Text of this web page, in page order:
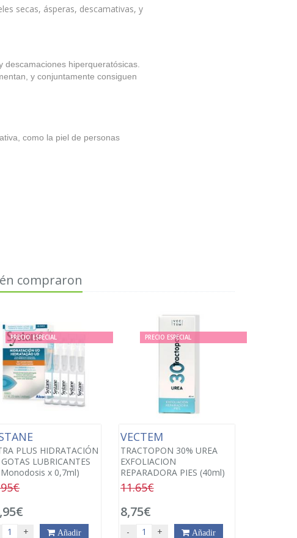
secas, ásperas, descamativas, y
descamaciones hiperqueratósicas.
y conjuntamente consiguen
como la piel de personas
compraron
PRECIO ESPECIAL
PLUS HIDRATACIÓN
LUBRICANTES
x 0,7ml)
+ Añadir
PRECIO ESPECIAL
VECTEM
TRACTOPON 30% UREA
EXFOLIACION
REPARADORA PIES (40ml)
11.65€
8,75€
- + Añadir